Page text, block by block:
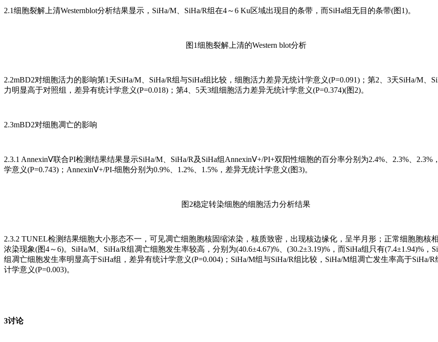
2.1细胞裂解上清Westernblot分析结果显示，SiHa/M、SiHa/R组在4～6 Ku区域出现目的条带，而SiHa组无目的条带(图1)。
图1细胞裂解上清的Western blot分析
2.2mBD2对细胞活力的影响第1天SiHa/M、SiHa/R组与SiHa组比较，细胞活力差异无统计学意义(P=0.091)；第2、3天SiHa/M、
力明显高于对照组，差异有统计学意义(P=0.018)；第4、5天3组细胞活力差异无统计学意义(P=0.374)(图2)。
2.3mBD2对细胞凋亡的影响
2.3.1 AnnexinⅤ联合PI检测结果结果显示SiHa/M、SiHa/R及SiHa组AnnexinⅤ+/PI+双阳性细胞的百分率分别为2.4%、2.3%、2.3%
学意义(P=0.743)；AnnexinⅤ+/PI-细胞分别为0.9%、1.2%、1.5%，差异无统计学意义(图3)。
图2稳定转染细胞的细胞活力分析结果
2.3.2 TUNEL检测结果细胞大小形态不一，可见凋亡细胞胞核固缩浓染，核质致密，出现核边缘化，呈半月形；正常细胞胞核
浓染现象(图4～6)。SiHa/M、SiHa/R组凋亡细胞发生率较高，分别为(40.6±4.67)%、(30.2±3.19)%，而SiHa组只有(7.4±1.94)%，
组凋亡细胞发生率明显高于SiHa组，差异有统计学意义(P=0.004)；SiHa/M组与SiHa/R组比较，SiHa/M组凋亡发生率高于SiHa/
计学意义(P=0.003)。
3讨论